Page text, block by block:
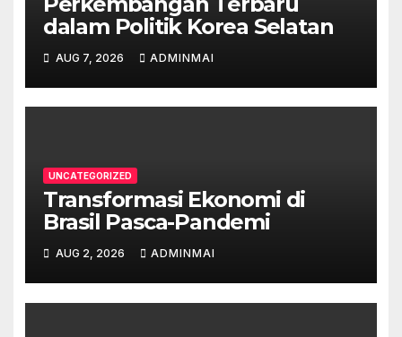
dalam Politik Korea Selatan
AUG 7, 2026 ADMINMAI
UNCATEGORIZED
Transformasi Ekonomi di
Brasil Pasca-Pandemi
AUG 2, 2026 ADMINMAI